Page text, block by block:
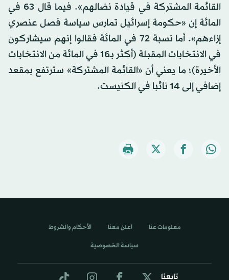
القائمة المشتركة في قيادة نضالهم». فيما قال 63 في
المائة إن «حكومة إسرائيل تمارس سياسة فصل عنصري
إزاءهم». أما نسبة 72 في المائة فقالوا إنهم سيشاركون
في الانتخابات المقبلة (أكثر بـ16 في المائة من الانتخابات
الأخيرة)؛ ما يعني أن «القائمة المشتركة» سترتفع بمقعد
إضافي إلى 14 نائبا في الكنيست.
تابعنا
معلومات عنا اعلن معنا الأحكام والشروط
سياسة الخصوصية